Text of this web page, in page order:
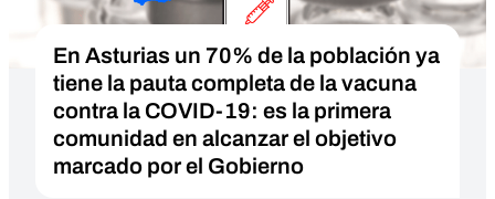
En Asturias un 70% de la población ya
tiene la pauta completa de la vacuna
contra la COVID-19: es la primera
comunidad en alcanzar el objetivo
marcado por el Gobierno